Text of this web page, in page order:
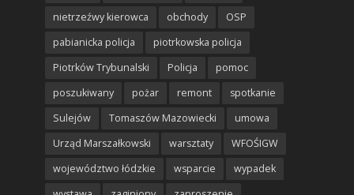
nietrzeźwy kierowca
obchody
OSP
pabianicka policja
piotrkowska policja
Piotrków Trybunalski
Policja
pomoc
poszukiwany
pożar remont
spotkanie
Sulejów
Tomaszów Mazowiecki
umowa
Urząd Marszałkowski
warsztaty
WFOŚIGW
województwo łódzkie
wsparcie
wypadek